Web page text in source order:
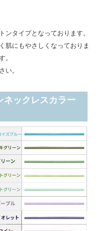
ンタイプとなっております。
肌にもやさしくなっておりま
。
い。
ネックレスカラー